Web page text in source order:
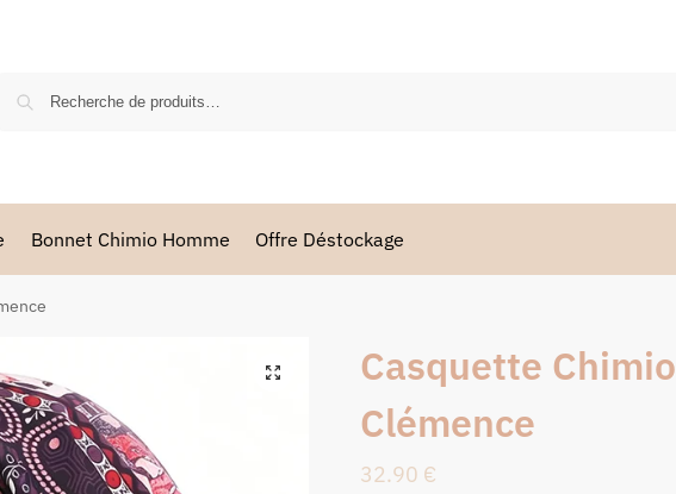
Bonnet Chimio Homme Offre Déstockage
Casquette Chimio
Clémence
32.90 €